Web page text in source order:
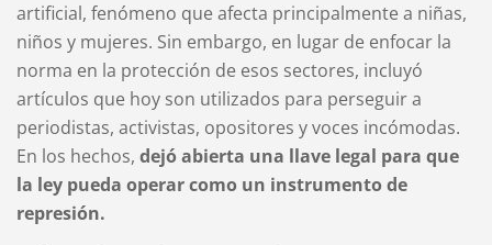
artificial, fenómeno que afecta principalmente a niñas,
niños y mujeres. Sin embargo, en lugar de enfocar la
norma en la protección de esos sectores, incluyó
artículos que hoy son utilizados para perseguir a
periodistas, activistas, opositores y voces incómodas.
En los hechos, dejó abierta una llave legal para que
la ley pueda operar como un instrumento de
represión.